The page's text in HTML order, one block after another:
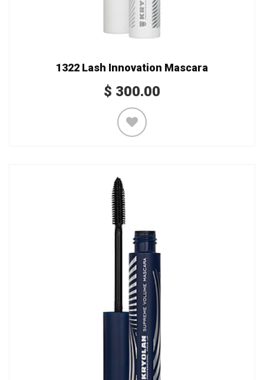
1322 Lash Innovation Mascara
$ 300.00